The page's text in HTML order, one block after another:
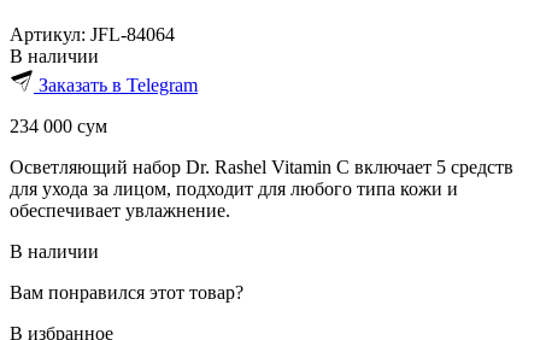
Артикул: JFL-84064
В наличии
Заказать в Telegram
234 000 сум
Осветляющий набор Dr. Rashel Vitamin C включает 5 средств
для ухода за лицом, подходит для любого типа кожи и
обеспечивает увлажнение.
В наличии
Вам понравился этот товар?
В избранное